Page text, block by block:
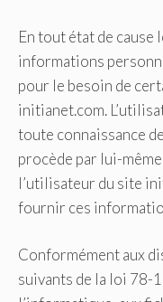
En tout état de cause
informations
pour le besoin de
initianet.com.
toute connaissance
procède par lui-
l’utilisateur du site
fournir ces
Conformément aux
suivants de la loi 78-